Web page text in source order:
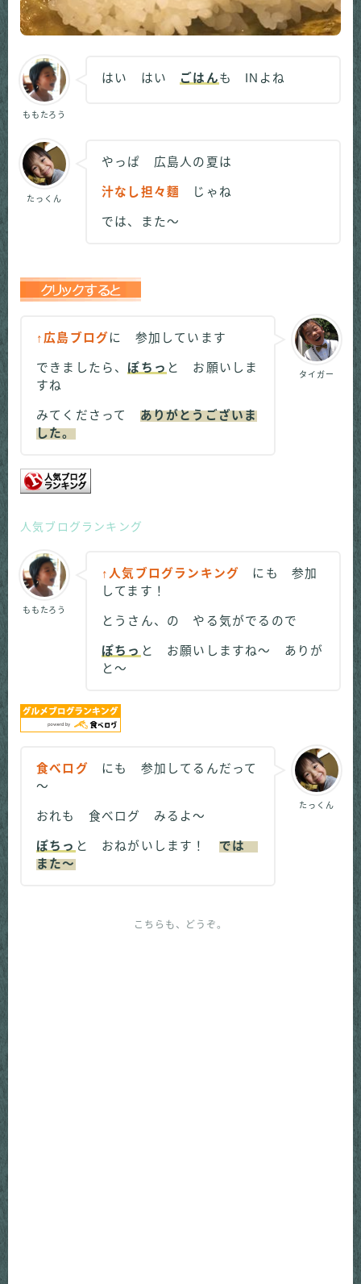
ももたろう
はい はい ごはんも INよね
たっくん
やっぱ 広島人の夏は
汁なし担々麵 じゃね
では、また～
タイガー
↑広島ブログに 参加しています
できましたら、 ぽちっ と お願いしま
すね
みてくださって ありがとうございま
した。
人気ブログランキング
ももたろう
↑人気ブログランキング にも 参加
してます！
とうさん、の やる気がでるので
ぽちっ と お願いしますね～ ありが
と～
たっくん
食べログ にも 参加してるんだって
～
おれも 食べログ みるよ～
ぽちっ と おねがいします！ では
また～
こちらも、どうぞ。